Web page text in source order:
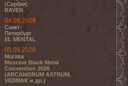
(Сербия)
RAVEN
04.09.2026
Санкт-
Петербург
EL MENTAL
05.09.2026
Москва
Moscow Black Metal
Convention 2026
(ARCANORUM ASTRUM,
VEDMAK и др.)